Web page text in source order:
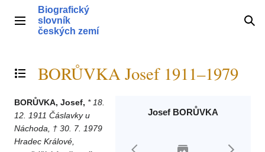
obsahHlavní menu
Biografický
slovník
českých zemí
Přepnout obsah
BORŮVKA Josef 1911–1979
Josef BORŮVKA
BORŮVKA, Josef, * 18.
12. 1911 Čáslavky u
Náchoda, † 30. 7. 1979
Hradec Králové,